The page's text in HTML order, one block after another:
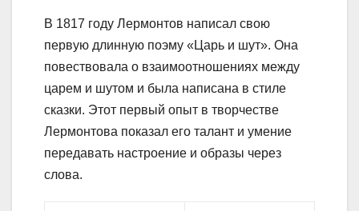
В 1817 году Лермонтов написал свою
первую длинную поэму «Царь и шут». Она
повествовала о взаимоотношениях между
царем и шутом и была написана в стиле
сказки. Этот первый опыт в творчестве
Лермонтова показал его талант и умение
передавать настроение и образы через
слова.